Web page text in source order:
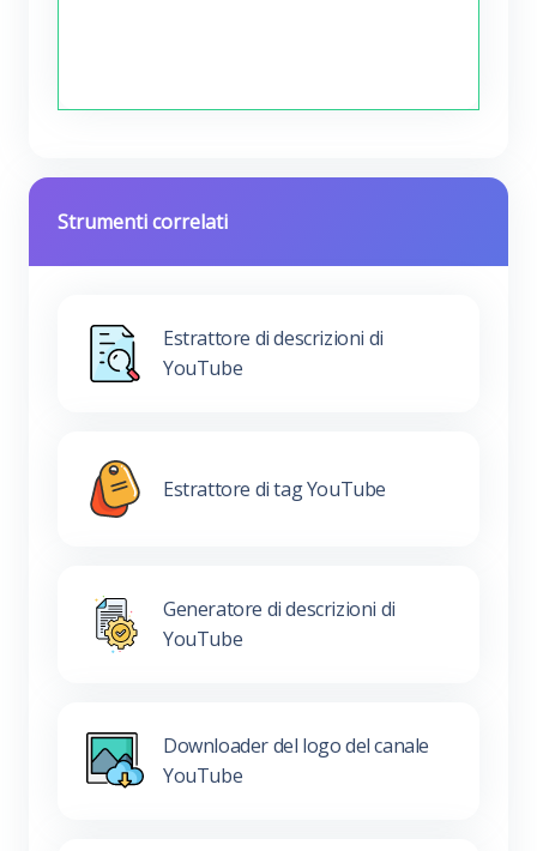
Strumenti correlati
Estrattore di descrizioni di
YouTube
Estrattore di tag YouTube
Generatore di descrizioni di
YouTube
Downloader del logo del canale
YouTube